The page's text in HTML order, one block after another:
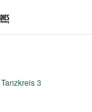
Tanzkreis 3